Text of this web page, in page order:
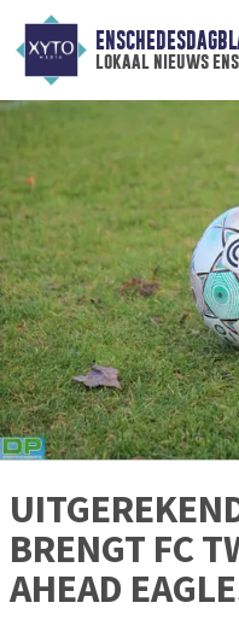
lokaal nieuws
BRENGT FC
AHEAD